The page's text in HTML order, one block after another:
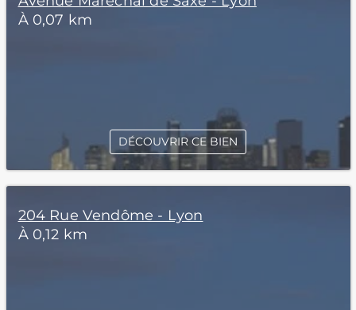
À 0,07 km
DÉCOUVRIR CE BIEN
204 Rue Vendôme - Lyon
À 0,12 km